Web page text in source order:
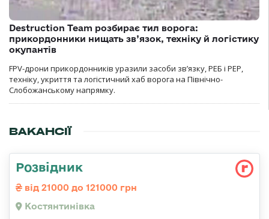
Destruction Team розбирає тил ворога:
прикордонники нищать зв’язок, техніку й логістику
окупантів
FPV-дрони прикордонників уразили засоби зв’язку, РЕБ і РЕР,
техніку, укриття та логістичний хаб ворога на Північно-
Слобожанському напрямку.
ВАКАНСІЇ
Розвідник
від 21000 до 121000 грн
Костянтинівка